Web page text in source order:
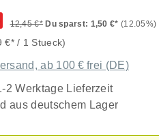
12,45 €* Du sparst: 1,50 €* (12.05%)
€* / 1 Stueck)
ab 100 € frei (DE)
2 Werktage Lieferzeit
aus deutschem Lager